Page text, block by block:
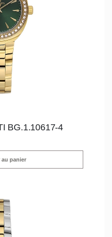
BG.1.10617-4
panier